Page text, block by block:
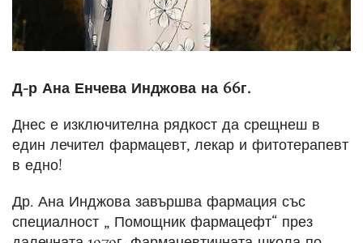
Д-р Ана Енчева Инджова на 66г.
Днес е изключителна рядкост да срещнеш в
един лечител фармацевт, лекар и фитотерапевт
в едно!
Др. Ана Инджова завършва фармация със
специалност „ Помощник фармацефт“ през